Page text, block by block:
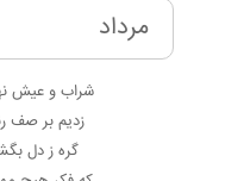
مرداد
شراب و عیش
زدیم بر صف
گره ز دل